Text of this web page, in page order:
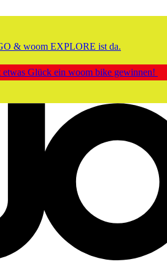
& woom EXPLORE ist da.
Glück ein woom bike gewinnen!